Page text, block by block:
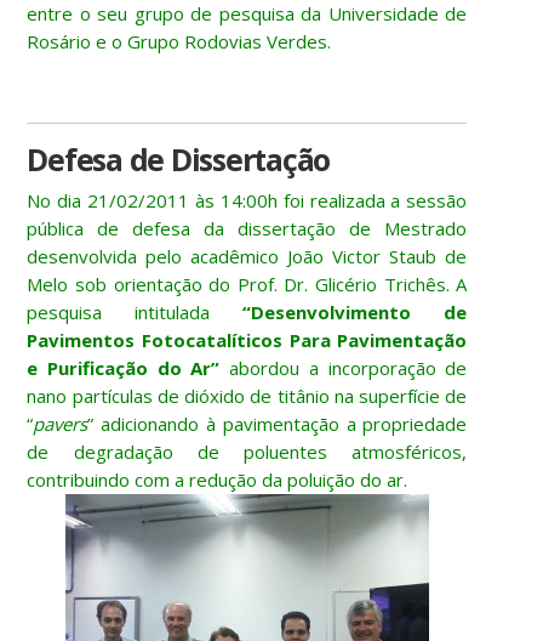
entre o seu grupo de pesquisa da Universidade de
Rosário e o Grupo Rodovias Verdes.
Defesa de Dissertação
No dia 21/02/2011 às 14:00h foi realizada a sessão
pública de defesa da dissertação de Mestrado
desenvolvida pelo acadêmico João Victor Staub de
Melo sob orientação do Prof. Dr. Glicério Trichês. A
pesquisa intitulada“Desenvolvimento de
Pavimentos Fotocatalíticos Para Pavimentação
e Purificação do Ar” abordou a incorporação de
nano partículas de dióxido de titânio na superfície de
“pavers” adicionando à pavimentação a propriedade
de degradação de poluentes atmosféricos,
contribuindo com a redução da poluição do ar.